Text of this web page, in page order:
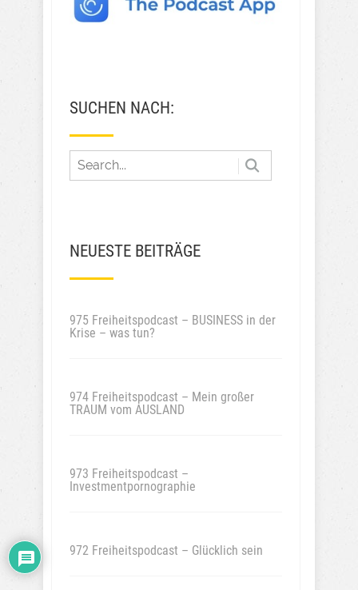
SUCHEN NACH:
NEUESTE BEITRÄGE
975 Freiheitspodcast – BUSINESS in der
Krise – was tun?
974 Freiheitspodcast – Mein großer
TRAUM vom AUSLAND
973 Freiheitspodcast –
Investmentpornographie
972 Freiheitspodcast – Glücklich sein